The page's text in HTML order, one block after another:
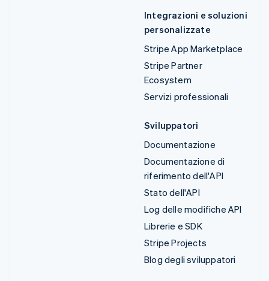
Integrazioni e soluzioni
personalizzate
Stripe App Marketplace
Stripe Partner
Ecosystem
Servizi professionali
Sviluppatori
Documentazione
Documentazione di
riferimento dell'API
Stato dell'API
Log delle modifiche API
Librerie e SDK
Stripe Projects
Blog degli sviluppatori